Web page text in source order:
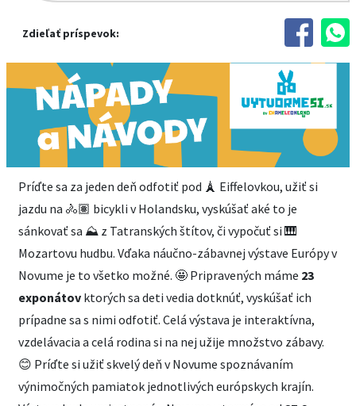
Zdieľať príspevok:
Príďte sa za jeden deň odfotiť pod 🗼 Eiffelovkou, užiť si
jazdu na 🚴🏽 bicykli v Holandsku, vyskúšať aké to je
sánkovať sa ⛰️ z Tatranských štítov, či vypočuť si 🎹
Mozartovu hudbu. Vďaka náučno-zábavnej výstave Európy v
Novume je to všetko možné. 🤩 Pripravených máme 23
exponátov ktorých sa deti vedia dotknúť, vyskúšať ich
prípadne sa s nimi odfotiť. Celá výstava je interaktívna,
vzdelávacia a celá rodina si na nej užije množstvo zábavy.
😊 Príďte si užiť skvelý deň v Novume spoznávaním
výnimočných pamiatok jednotlivých európskych krajín.